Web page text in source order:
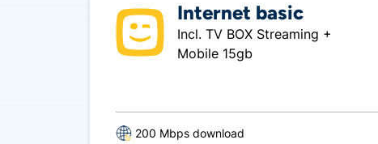
Internet basic
Incl. TV BOX Streaming +
Mobile 15gb
200 Mbps download